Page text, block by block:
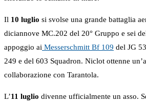
Il 10 luglio si svolse una grande battaglia
diciannove MC.202 del 20° Gruppo e sei
appoggio ai Messerschmitt Bf 109 del JG
249 e del 603 Squadron. Niclot ottenne
collaborazione con Tarantola.
L’11 luglio divenne ufficialmente un asso.